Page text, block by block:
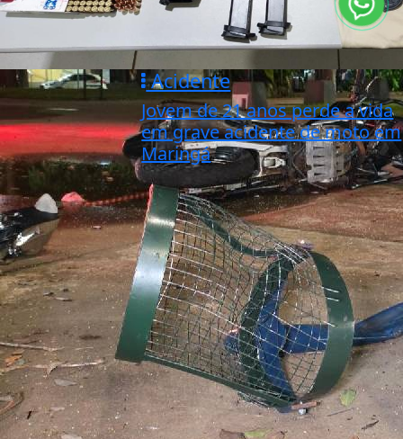
Acidente
Jovem de 21 anos perde a vida
em grave acidente de moto em
Maringá